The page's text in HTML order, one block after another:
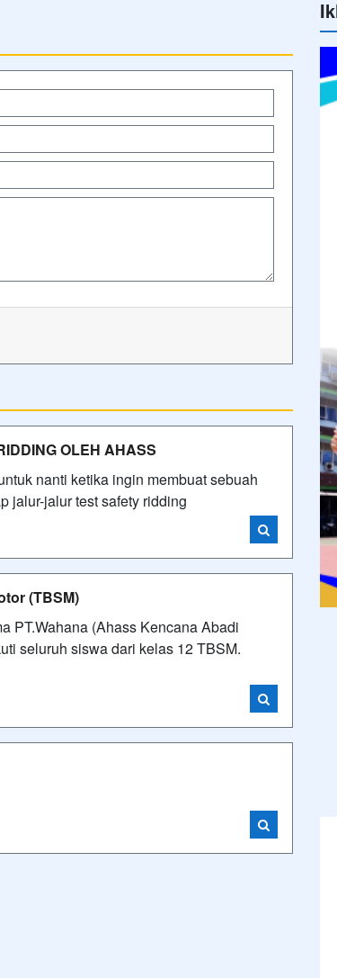
OLEH AHASS
nanti ketika ingin membuat sebuah
jalur-jalur test safety ridding
(TBSM)
PT.Wahana (Ahass Kencana Abadi
seluruh siswa dari kelas 12 TBSM.